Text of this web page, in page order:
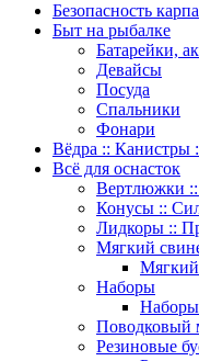
Безопасность карпа
Быт на рыбалке
Батарейки,
Девайсы
Посуда
Спальники
Фонари
Вёдра :: Канистры
Всё для оснасток
Вертлюжки ::
Конусы ::
Лидкоры ::
Мягкий
Наборы
Поводковый
Резиновые